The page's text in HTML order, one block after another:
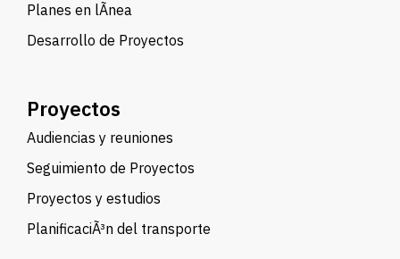
Planes en lÃ­nea
Desarrollo de Proyectos
Proyectos
Audiencias y reuniones
Seguimiento de Proyectos
Proyectos y estudios
PlanificaciÃ³n del transporte